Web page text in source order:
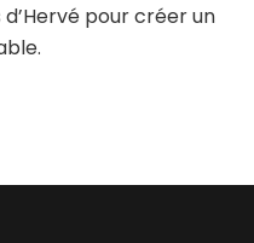
pour créer un